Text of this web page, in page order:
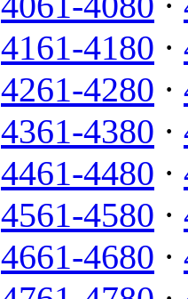
4161-4180 ·
4261-4280 ·
4361-4380 ·
4461-4480 ·
4561-4580 ·
4661-4680 ·